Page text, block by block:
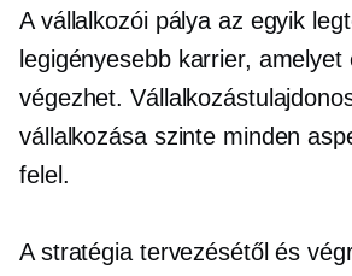
A vállalkozói pálya az egyik
legigényesebb karrier,
végezhet.
vállalkozása szinte minden
felel.
A stratégia tervezésétől és